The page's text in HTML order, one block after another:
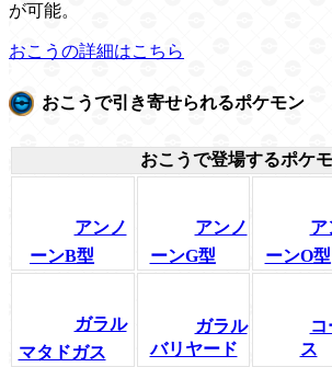
が可能。
おこうの詳細はこちら
おこうで引き寄せられるポケモン
おこうで登場するポケ
アンノ
ーンB型
アンノ
ーンG型
ア
ーンO型
ガラル
マタドガス
ガラル
バリヤード
コ
ス